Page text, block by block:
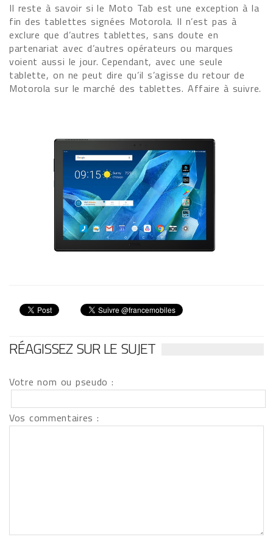
Il reste à savoir si le Moto Tab est une exception à la
fin des tablettes signées Motorola. Il n’est pas à
exclure que d’autres tablettes, sans doute en
partenariat avec d’autres opérateurs ou marques
voient aussi le jour. Cependant, avec une seule
tablette, on ne peut dire qu’il s’agisse du retour de
Motorola sur le marché des tablettes. Affaire à suivre.
RÉAGISSEZ SUR LE SUJET
Votre nom ou pseudo :
Vos commentaires :